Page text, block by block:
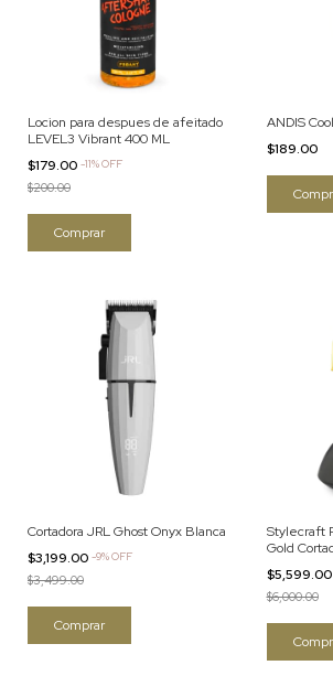
Locion para despues de afeitado
LEVEL3 Vibrant 400 ML
$179.00 -11%OFF
$200.00
ANDIS
$189.00
Cortadora JRL Ghost Onyx Blanca
$3,199.00 -9%OFF
$3,499.00
Stylecraft
Gold
$5,599.00
$6,000.00